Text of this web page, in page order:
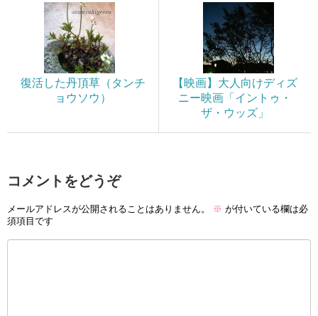
復活した丹頂草（タンチ
ョウソウ）
【映画】大人向けディズ
ニー映画「イントゥ・
ザ・ウッズ」
コメントをどうぞ
メールアドレスが公開されることはありません。 ※ が付いている欄は必
須項目です